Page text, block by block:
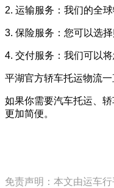
2. 运输服务：我们的全
3. 保险服务：您可以选
4. 交付服务：我们可以
平湖官方轿车托运物流
如果你需要汽车托运、
更加简便。
免责声明：本文由运车